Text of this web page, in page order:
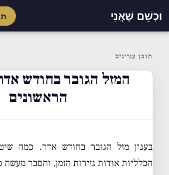
וּכְשֵׁם שֶׁאֲנִי
תוכן עניינים
המזל הגובר בחודש
הראשונים
בענין מזל הגובר בחודש אדר. כמה
הכלליות אודות גזירות הזמן, והסבר